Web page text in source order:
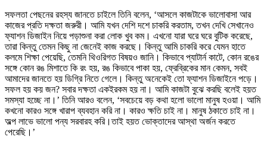
সফলতা পেছনের রহস্য জানতে চাইলে তিনি বলেন, ‘আসলে কাজটাকে ভালোবাসা আর
কাজের প্রতি দক্ষতা জরুরী। আমি যখন দেশি দশে চাকরি করতাম, তখন দেখি সেখানেও
ফ্যাশন ডিজাইন নিয়ে পড়াশুনা করা লোক খুব কম। এখনো যারা ঘরে ঘরে বুটিক করেছে,
তারা কিন্তু তেমন কিছু না জেনেই কাজ করছে। কিন্তু আমি চাকরি করে যেমন হাতে
কলমে শিক্ষা পেয়েছি, তেমনি থিওরিগত বিষয়ও জানি। কিভাবে প্যাটার্ন কাটে, কোন রঙের
সঙ্গে কোন রঙ মিশাতে কি রং হয়, রঙ কিভাবে পাকা হয়, ফ্রেব্রিকের মান কেমন, সবই
আমাদের জানতে হয় ডিগ্রি নিতে গেলে। কিন্তু অনেকেই তো ফ্যাশন ডিজাইনে পড়ে।
সফল হয় কয় জন? সবার দক্ষতা একইরকম হয় না। আমি কাজটা বুঝে করছি বলেই হয়ত
সমস্যা হচ্ছে না।’ তিনি আরও বলেন, ‘সবচেয়ে বড় কথা হলো ভালো মানুষ হওয়া। আমি
কখনো কারও সঙ্গে খারাপ ব্যবহান করি না। কারও ক্ষতি চাই না। মানুষ ঠকাতে চাই না।
অল্প লাভে ভালো পন্য সরবারহ করি।তাই হয়ত ভোক্তাদের আস্থা অর্জন করতে
পেরেছি।’